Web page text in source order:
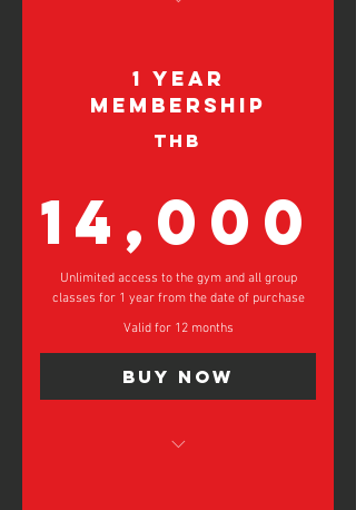
Unlimited Group Classes
Unlimited Gym Access for 2 Years!
3 Free Kick-Starter Personal Training
Free Coffee on your Birthday and
Renewal Date*
รับข้อเสนอที่ดีที่สุด!
ชั้นเรียนกลุ่มไม่จำกัด
สิทธิ์เข้ายิมไม่จำกัดเป็นเวลา 2 ปี!
เซสชันการฝึกอบรมส่วนบุคคลฟรี 3
ครั้ง
ของคุณ*
1 Year
Membership
THB
14,000
Unlimited access to the gym and all group
classes for 1 year from the date of purchase
Valid for 12 months
Buy Now